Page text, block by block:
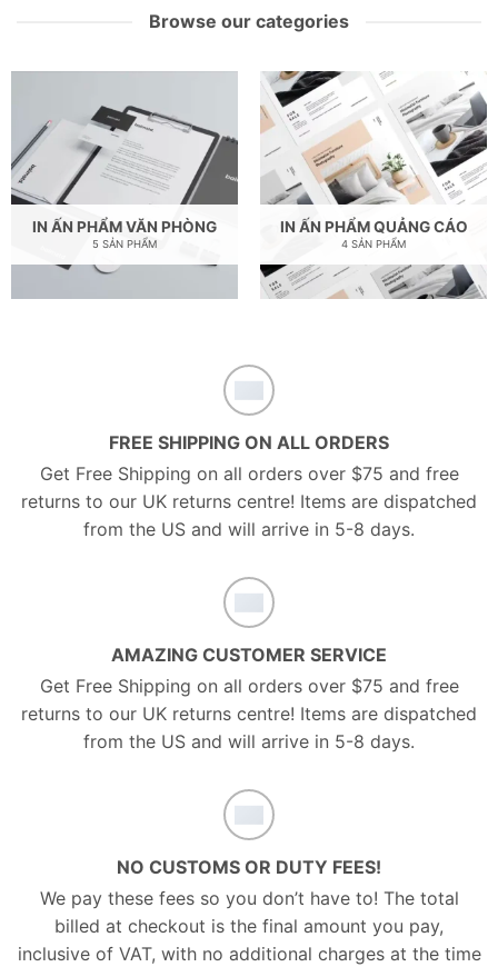
Browse our categories
IN ẤN PHẨM VĂN PHÒNG
5 SẢN PHẨM
IN ẤN PHẨM QUẢNG CÁO
4 SẢN PHẨM
FREE SHIPPING ON ALL ORDERS
Get Free Shipping on all orders over $75 and free
returns to our UK returns centre! Items are dispatched
from the US and will arrive in 5-8 days.
AMAZING CUSTOMER SERVICE
Get Free Shipping on all orders over $75 and free
returns to our UK returns centre! Items are dispatched
from the US and will arrive in 5-8 days.
NO CUSTOMS OR DUTY FEES!
We pay these fees so you don’t have to! The total
billed at checkout is the final amount you pay,
inclusive of VAT, with no additional charges at the time